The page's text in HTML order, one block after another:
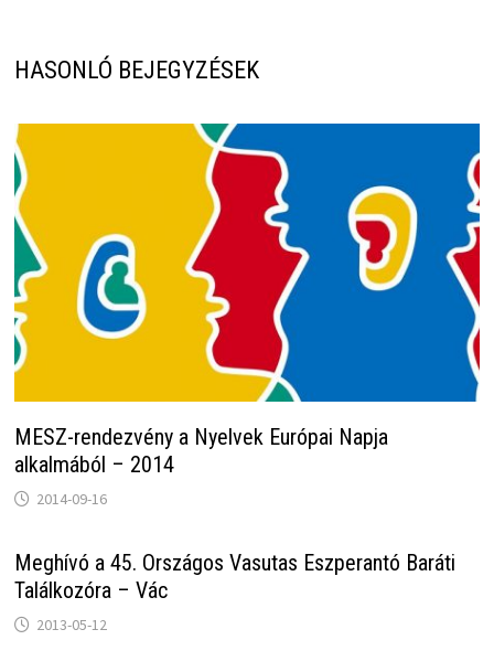
HASONLÓ BEJEGYZÉSEK
MESZ-rendezvény a Nyelvek Európai Napja
alkalmából – 2014
2014-09-16
Meghívó a 45. Országos Vasutas Eszperantó Baráti
Találkozóra – Vác
2013-05-12